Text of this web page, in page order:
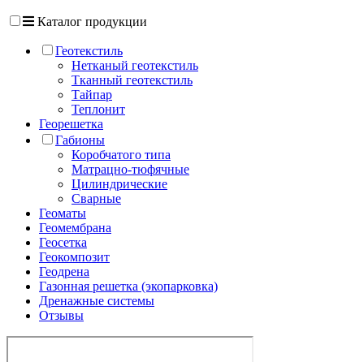
Каталог продукции
Геотекстиль
Нетканый геотекстиль
Тканный геотекстиль
Тайпар
Теплонит
Георешетка
Габионы
Коробчатого типа
Матрацно-тюфячные
Цилиндрические
Сварные
Геоматы
Геомембрана
Геосетка
Геокомпозит
Геодрена
Газонная решетка (экопарковка)
Дренажные системы
Отзывы